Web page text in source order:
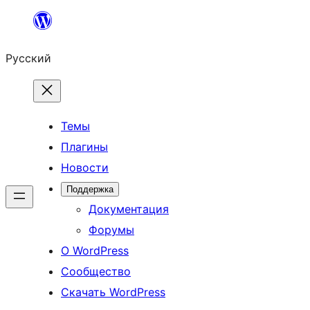
Перейти
содержимому
Русский
Темы
Плагины
Новости
Поддержка
Документация
Форумы
О WordPress
Сообщество
Скачать WordPress